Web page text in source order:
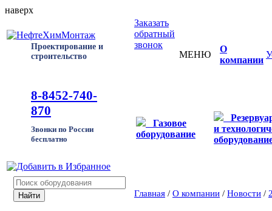
наверх
Проектирование и
строительство
8-8452-740-
870
Звонки по России
бесплатно
Заказать
обратный
звонок
МЕНЮ
О
компании
Газовое
оборудование
и
Главная / О компании / Новости /